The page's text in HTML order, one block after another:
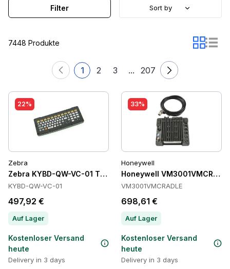
7448 Produkte
1 2 3 ... 207
Filter Sort by
22%
Zebra
Zebra KYBD-QW-VC-01 Tastaturen
KYBD-QW-VC-01
497,92 €
Auf Lager
Kostenloser Versand
heute
Delivery in 3 days
33%
Honeywell
Honeywell
VM3001VMCRADLE
698,61 €
Auf Lager
Kostenloser Versand
heute
Delivery in 3 days